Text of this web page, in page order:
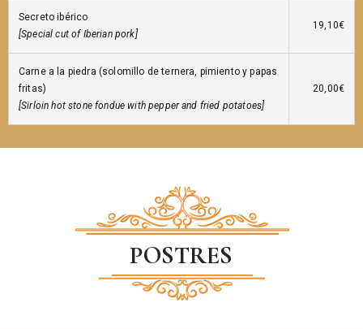
Secreto ibérico
[Special cut of Iberian pork]
19,10€
Carne a la piedra (solomillo de ternera, pimiento y papas
fritas)
[Sirloin hot stone fondue with pepper and fried potatoes]
20,00€
POSTRES